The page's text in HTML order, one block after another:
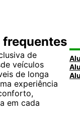
frequentes
de
veículos
de longa
experiência
em cada